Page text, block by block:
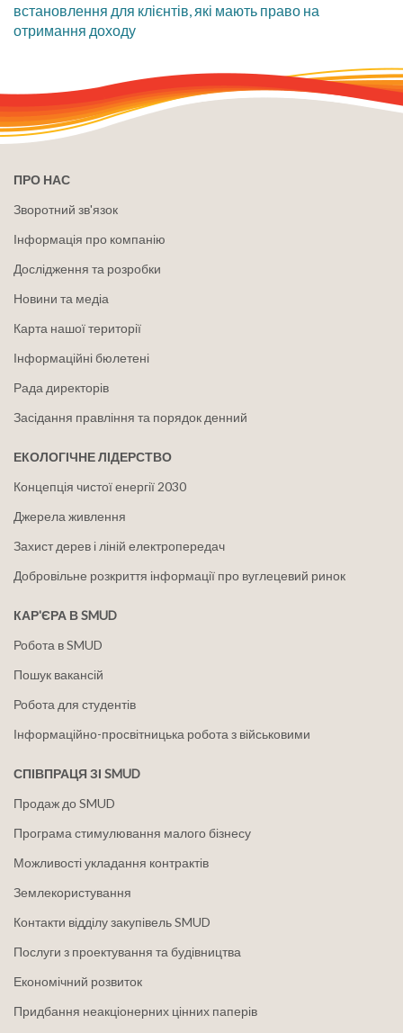
встановлення для клієнтів, які мають право на
отримання доходу
ПРО НАС
Зворотний зв'язок
Інформація про компанію
Дослідження та розробки
Новини та медіа
Карта нашої території
Інформаційні бюлетені
Рада директорів
Засідання правління та порядок денний
ЕКОЛОГІЧНЕ ЛІДЕРСТВО
Концепція чистої енергії 2030
Джерела живлення
Захист дерев і ліній електропередач
Добровільне розкриття інформації про вуглецевий ринок
КАР'ЄРА В SMUD
Робота в SMUD
Пошук вакансій
Робота для студентів
Інформаційно-просвітницька робота з військовими
СПІВПРАЦЯ ЗІ SMUD
Продаж до SMUD
Програма стимулювання малого бізнесу
Можливості укладання контрактів
Землекористування
Контакти відділу закупівель SMUD
Послуги з проектування та будівництва
Економічний розвиток
Придбання неакціонерних цінних паперів